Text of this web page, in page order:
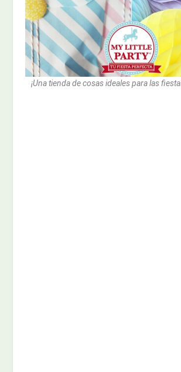
¡Una tienda de cosas ideales para las